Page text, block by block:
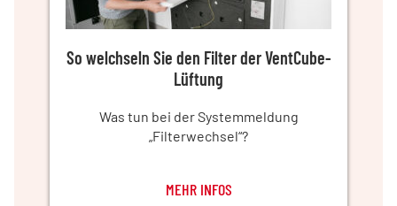
So welchseln Sie den Filter der VentCube-
Lüftung
Was tun bei der Systemmeldung
„Filterwechsel“?
MEHR INFOS